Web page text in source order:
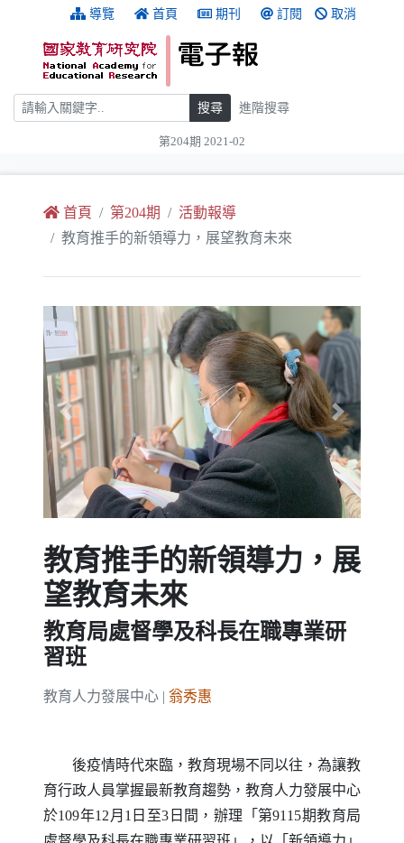
跳到主要內容 導覽 首頁 期刊 訂閱 取消
搜尋 搜尋 進階搜尋
第204期 2021-02
首頁 第204期
活動報導
教育推手的新領導力，展望教育未來
Previous Next
教育推手的新領導力，展
望教育未來
教育局處督學及科長在職專業研
習班
教育人力發展中心 | 翁秀惠
後疫情時代來臨，教育現場不同以往，為讓教
育行政人員掌握最新教育趨勢，教育人力發展中心
於109年12月1日至3日間，辦理「第9115期教育局